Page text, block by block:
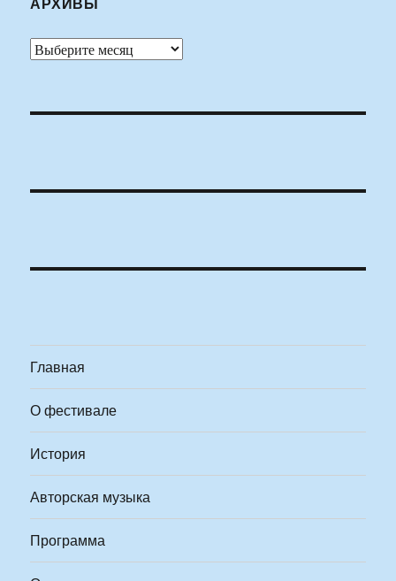
Архивы
Главная
О фестивале
История
Авторская музыка
Программа